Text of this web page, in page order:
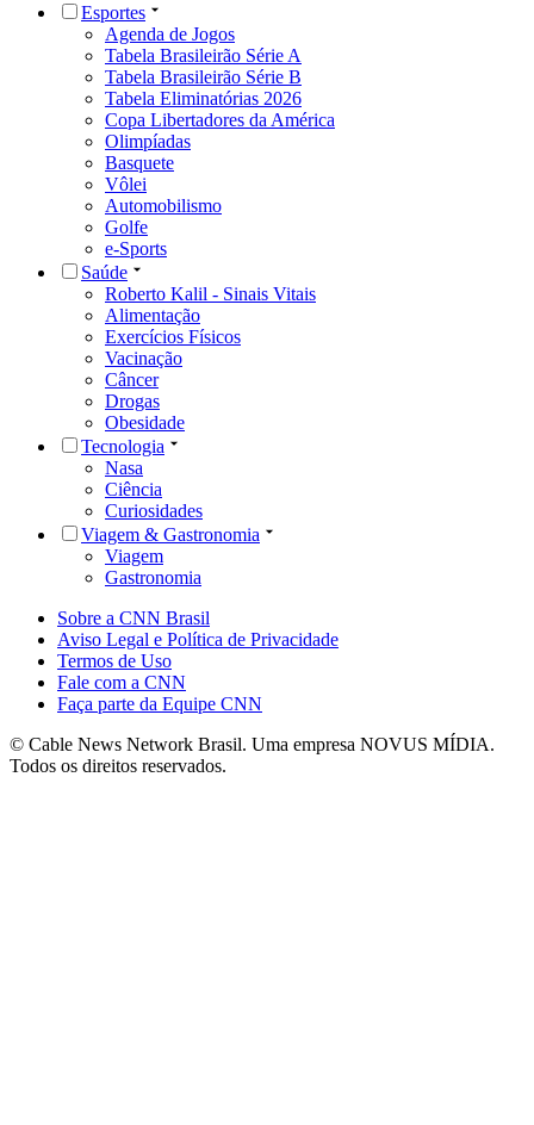
Esportes
Agenda de Jogos
Tabela Brasileirão Série A
Tabela Brasileirão Série B
Tabela Eliminatórias 2026
Copa Libertadores da América
Olimpíadas
Basquete
Vôlei
Automobilismo
Golfe
e-Sports
Saúde
Roberto Kalil - Sinais Vitais
Alimentação
Exercícios Físicos
Vacinação
Câncer
Drogas
Obesidade
Tecnologia
Nasa
Ciência
Curiosidades
Viagem & Gastronomia
Viagem
Gastronomia
Sobre a CNN Brasil
Aviso Legal e Política de Privacidade
Termos de Uso
Fale com a CNN
Faça parte da Equipe CNN
© Cable News Network Brasil. Uma empresa NOVUS MÍDIA.
Todos os direitos reservados.